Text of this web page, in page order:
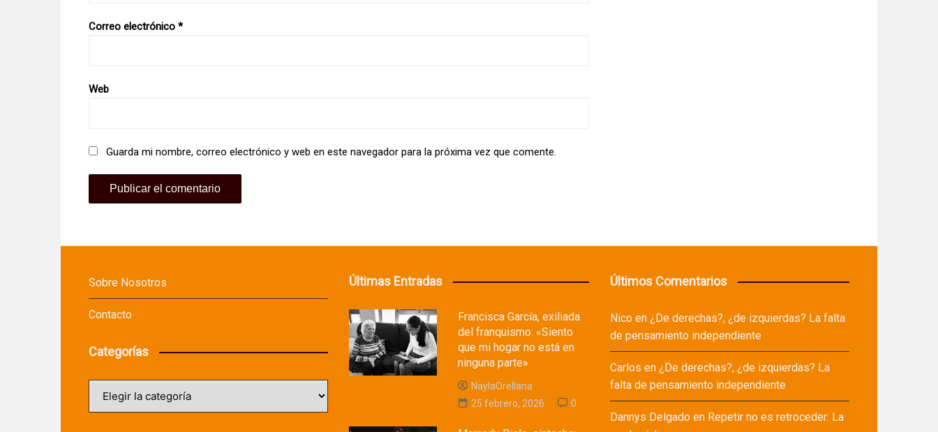
Correo electrónico *
Web
Guarda mi nombre, correo electrónico y web en este navegador para la próxima vez que comente.
Sobre Nosotros
Contacto
Categorías
Últimas Entradas
Francisca García, exiliada
del franquismo: «Siento
que mi hogar no está en
ninguna parte»
NaylaOrellana
25 febrero, 2026
0
Últimos Comentarios
Nicoen ¿De derechas?, ¿de izquierdas? La falta
de pensamiento independiente
Carlos en ¿De derechas?, ¿de izquierdas? La
falta de pensamiento independiente
Dannys Delgadoen Repetir no es retroceder: La